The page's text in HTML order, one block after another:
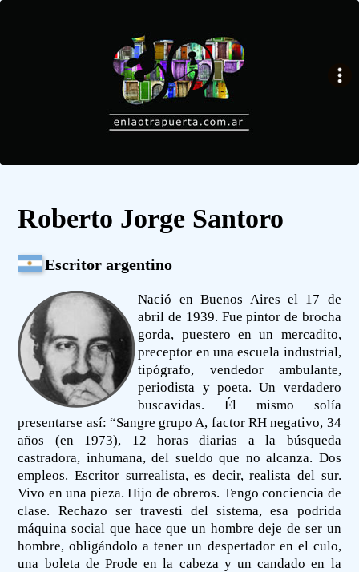
Roberto Jorge Santoro
Escritor argentino
Nació en Buenos Aires el 17 de
abril de 1939. Fue pintor de brocha
gorda, puestero en un mercadito,
preceptor en una escuela industrial,
tipógrafo, vendedor ambulante,
periodista y poeta. Un verdadero
buscavidas. Él mismo solía
presentarse así: “Sangre grupo A, factor RH negativo, 34
años (en 1973), 12 horas diarias a la búsqueda
castradora, inhumana, del sueldo que no alcanza. Dos
empleos. Escritor surrealista, es decir, realista del sur.
Vivo en una pieza. Hijo de obreros. Tengo conciencia de
clase. Rechazo ser travesti del sistema, esa podrida
máquina social que hace que un hombre deje de ser un
hombre, obligándolo a tener un despertador en el culo,
una boleta de Prode en la cabeza y un candado en la